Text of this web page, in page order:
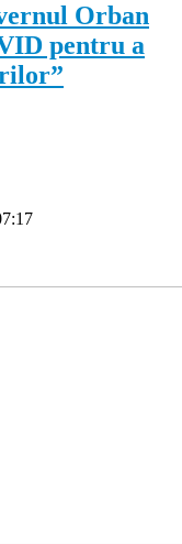
Orban
pentru a